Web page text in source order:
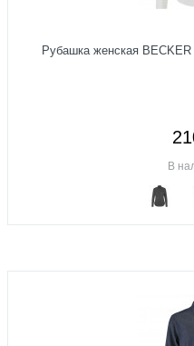
Рубашка женская
В